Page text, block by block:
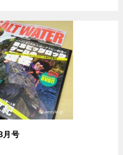
月号